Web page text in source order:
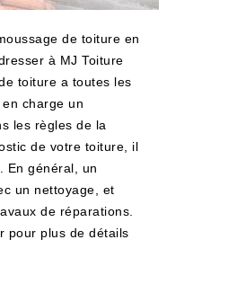
de toiture en
à MJ Toiture
toiture a toutes les
charge un
les règles de la
de votre toiture, il
En général, un
un nettoyage, et
de réparations.
pour plus de détails